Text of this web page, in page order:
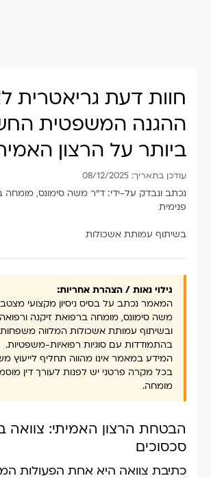
חוות דעת גריאטרית
ההגנה המשפטית
ביותר על הרצון
עודכן בתאריך: 08/12/2025
נכתב ונבדק על-ידי: ד"ר משה סימונס, מומחה
פנימית
בשיתוף עמותת אשכולות
גילוי נאות / הצהרת אחריות:
המאמר נכתב על בסיס ניסיון מקצועי
משה סימונס, מומחה ברפואת זיקנה
ובשיתוף עמותת אשכולות המלווה
בהתמודדות עם סוגיות רפואיות-משפטיות.
המידע במאמר אינו מהווה תחליף לייעוץ
בכל מקרה פרטני יש לפנות לעורך דין
מומחה.
הבטחת הרצון האמיתי: צוואה
סכסוכים
כתיבת צוואה היא אחת הפעולות